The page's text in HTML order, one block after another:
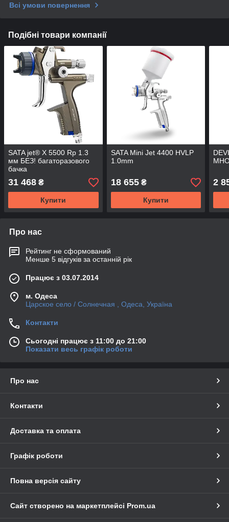
Всі умови повернення
Подібні товари компанії
SATA jet® X 5500 Rp 1.3
мм БЕЗ! багаторазового
бачка
31 468 ₴
Купити
SATA Mini Jet 4400 HVLP
1.0mm
18 655₴
Купити
2
Про нас
Рейтинг не сформований
Менше 5 відгуків за останній рік
Працює з 03.07.2014
м. Одеса
Царское село / Солнечная , Одеса, Україна
Контакти
Сьогодні працює з 11:00 до 21:00
Показати весь графік роботи
Про нас
Контакти
Доставка та оплата
Графік роботи
Повна версія сайту
Сайт створено на маркетплейсі Prom.ua